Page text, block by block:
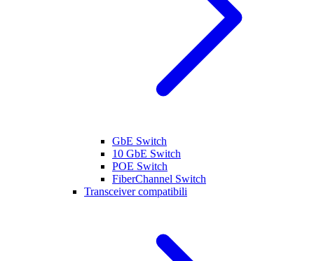
GbE Switch
10 GbE Switch
POE Switch
FiberChannel Switch
Transceiver compatibili